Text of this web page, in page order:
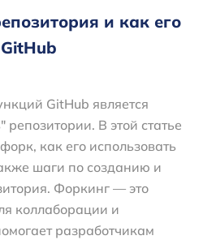
и как его
GitHub является
В этой статье
как его использовать
шаги по созданию и
Форкинг — это
коллаборации и
разработчикам